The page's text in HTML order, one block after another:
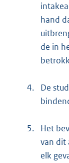
hand
de in
4.
De
5.
Het
van dit
elk